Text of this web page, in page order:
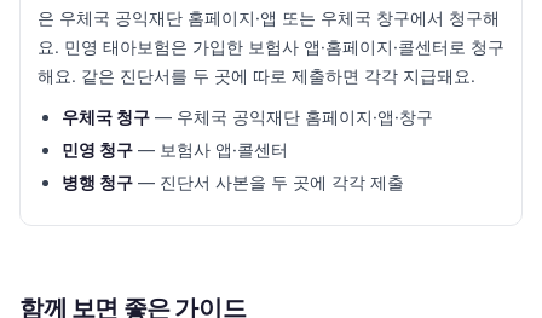
은 우체국 공익재단 홈페이지·앱 또는 우체국 창구에서 청구해
요. 민영 태아보험은 가입한 보험사 앱·홈페이지·콜센터로 청구
해요. 같은 진단서를 두 곳에 따로 제출하면 각각 지급돼요.
우체국 청구 — 우체국 공익재단 홈페이지·앱·창구
민영 청구 — 보험사 앱·콜센터
병행 청구 — 진단서 사본을 두 곳에 각각 제출
함께 보면 좋은 가이드